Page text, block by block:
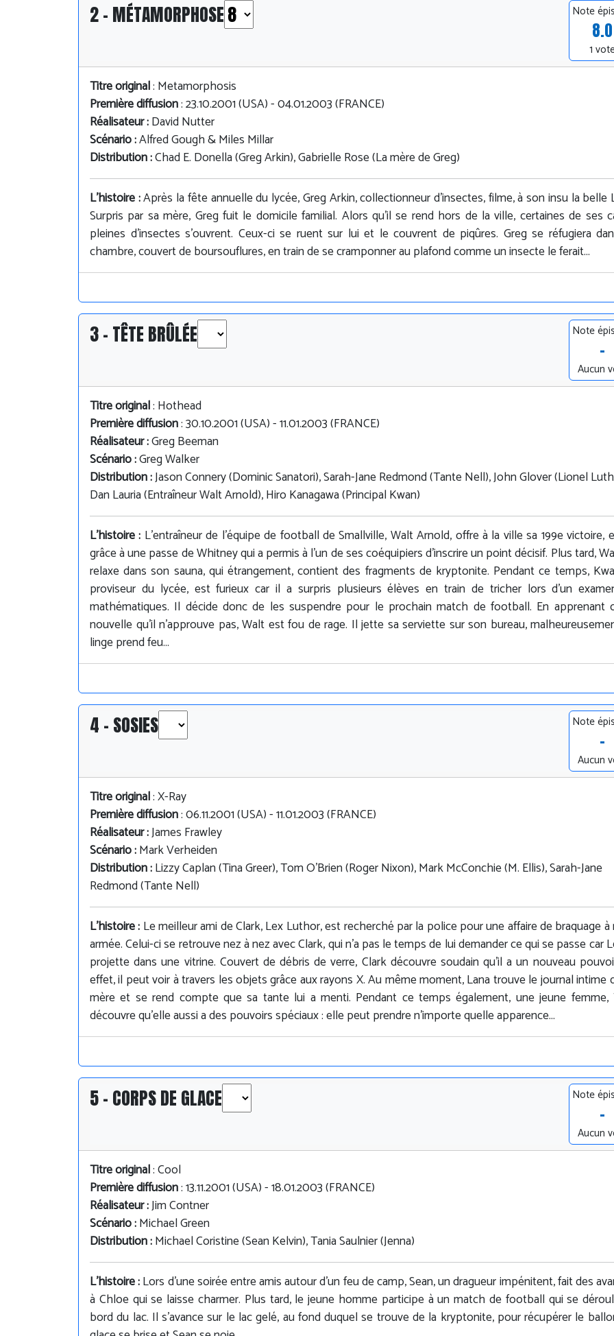
2 - MÉTAMORPHOSE Note
8.0
1
Titre original: Metamorphosis
Première diffusion: 23.10.2001 (USA) - 04.01.2003 (FRANCE)
Réalisateur :David Nutter
Scénario :Alfred Gough & Miles Millar
Distribution :Chad E. Donella (Greg Arkin), Gabrielle Rose (La mère de Greg)
L'histoire :Après la fête annuelle du lycée, Greg Arkin, collectionneur d'insectes, filme, à son insu la belle
Surpris par sa mère, Greg fuit le domicile familial. Alors qu'il se rend hors de la ville, certaines de ses
pleines d'insectes s'ouvrent. Ceux-ci se ruent sur lui et le couvrent de piqûres. Greg se réfugiera
chambre, couvert de boursouflures, en train de se cramponner au plafond comme un insecte le ferait...
3 - TÊTE BRÛLÉE Note
-
Aucun
Titre original: Hothead
Première diffusion: 30.10.2001 (USA) - 11.01.2003 (FRANCE)
Réalisateur :Greg Beeman
Scénario :Greg Walker
Distribution :Jason Connery (Dominic Sanatori), Sarah-Jane Redmond (Tante Nell), John Glover (Lionel
Dan Lauria (Entraîneur Walt Arnold), Hiro Kanagawa (Principal Kwan)
L'histoire : L'entraîneur de l'équipe de football de Smallville, Walt Arnold, offre à la ville sa 199e victoire,
grâce à une passe de Whitney qui a permis à l'un de ses coéquipiers d'inscrire un point décisif. Plus tard,
relaxe dans son sauna, qui étrangement, contient des fragments de kryptonite. Pendant ce temps,
proviseur du lycée, est furieux car il a surpris plusieurs élèves en train de tricher lors d'un
mathématiques. Il décide donc de les suspendre pour le prochain match de football. En apprenant
nouvelle qu'il n'approuve pas, Walt est fou de rage. Il jette sa serviette sur son bureau,
linge prend feu...
4 - SOSIES Note
-
Aucun
Titre original: X-Ray
Première diffusion: 06.11.2001 (USA) - 11.01.2003 (FRANCE)
Réalisateur :James Frawley
Scénario :Mark Verheiden
Distribution :Lizzy Caplan (Tina Greer), Tom O'Brien (Roger Nixon), Mark McConchie (M. Ellis), Sarah-Jane
Redmond (Tante Nell)
L'histoire : Le meilleur ami de Clark, Lex Luthor, est recherché par la police pour une affaire de braquage à
armée. Celui-ci se retrouve nez à nez avec Clark, qui n'a pas le temps de lui demander ce qui se passe car
projette dans une vitrine. Couvert de débris de verre, Clark découvre soudain qu'il a un nouveau
effet, il peut voir à travers les objets grâce aux rayons X. Au même moment, Lana trouve le journal intime
mère et se rend compte que sa tante lui a menti. Pendant ce temps également, une jeune femme,
découvre qu'elle aussi a des pouvoirs spéciaux : elle peut prendre n'importe quelle apparence...
5 - CORPS DE GLACE Note
-
Aucun
Titre original: Cool
Première diffusion: 13.11.2001 (USA) - 18.01.2003 (FRANCE)
Réalisateur :Jim Contner
Scénario :Michael Green
Distribution :Michael Coristine (Sean Kelvin), Tania Saulnier (Jenna)
L'histoire :Lors d'une soirée entre amis autour d'un feu de camp, Sean, un dragueur impénitent, fait des
à Chloe qui se laisse charmer. Plus tard, le jeune homme participe à un match de football qui se
bord du lac. Il s'avance sur le lac gelé, au fond duquel se trouve de la kryptonite, pour récupérer le